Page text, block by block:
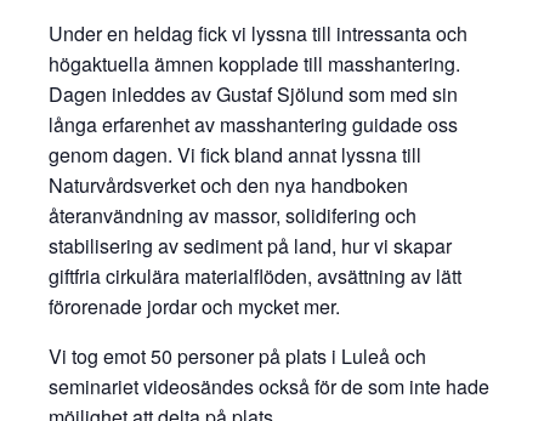
Under en heldag fick vi lyssna till intressanta och
högaktuella ämnen kopplade till masshantering.
Dagen inleddes av Gustaf Sjölund som med sin
långa erfarenhet av masshantering guidade oss
genom dagen. Vi fick bland annat lyssna till
Naturvårdsverket och den nya handboken
återanvändning av massor, solidifering och
stabilisering av sediment på land, hur vi skapar
giftfria cirkulära materialflöden, avsättning av lätt
förorenade jordar och mycket mer.
Vi tog emot 50 personer på plats i Luleå och
seminariet videosändes också för de som inte hade